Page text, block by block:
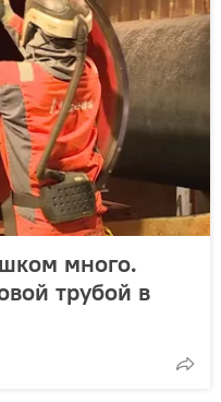
много.
трубой в